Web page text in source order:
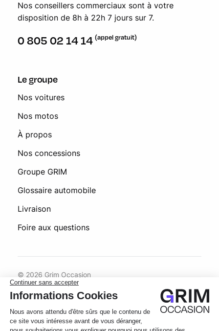
Nos conseillers commerciaux sont à votre
disposition de 8h à 22h 7 jours sur 7.
0 805 02 14 14 (appel gratuit)
Le groupe
Nos voitures
Nos motos
À propos
Nos concessions
Groupe GRIM
Glossaire automobile
Livraison
Foire aux questions
© 2026 Grim Occasion
Conditions générales d’utilisation
Politique de confidentialité